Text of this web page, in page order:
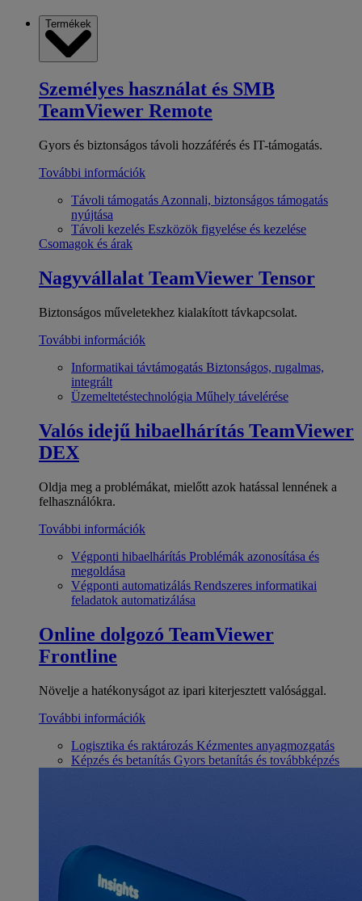
Termékek
Személyes használat és SMB
TeamViewer Remote
Gyors és biztonságos távoli hozzáférés és IT-támogatás.
További információk
Távoli támogatás Azonnali, biztonságos támogatás
nyújtása
Távoli kezelés Eszközök figyelése és kezelése
Csomagok és árak
Nagyvállalat TeamViewer Tensor
Biztonságos műveletekhez kialakított távkapcsolat.
További információk
Informatikai távtámogatás Biztonságos, rugalmas,
integrált
Üzemeltetéstechnológia Műhely távelérése
Valós idejű hibaelhárítás TeamViewer
DEX
Oldja meg a problémákat, mielőtt azok hatással lennének a
felhasználókra.
További információk
Végponti hibaelhárítás Problémák azonosítása és
megoldása
Végponti automatizálás Rendszeres informatikai
feladatok automatizálása
Online dolgozó TeamViewer
Frontline
Növelje a hatékonyságot az ipari kiterjesztett valósággal.
További információk
Logisztika és raktározás Kézmentes anyagmozgatás
Képzés és betanítás Gyors betanítás és továbbképzés